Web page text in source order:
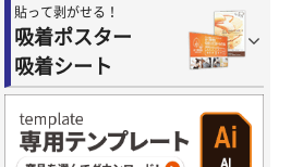
貼って剥がせる！
吸着ポスター
吸着シート